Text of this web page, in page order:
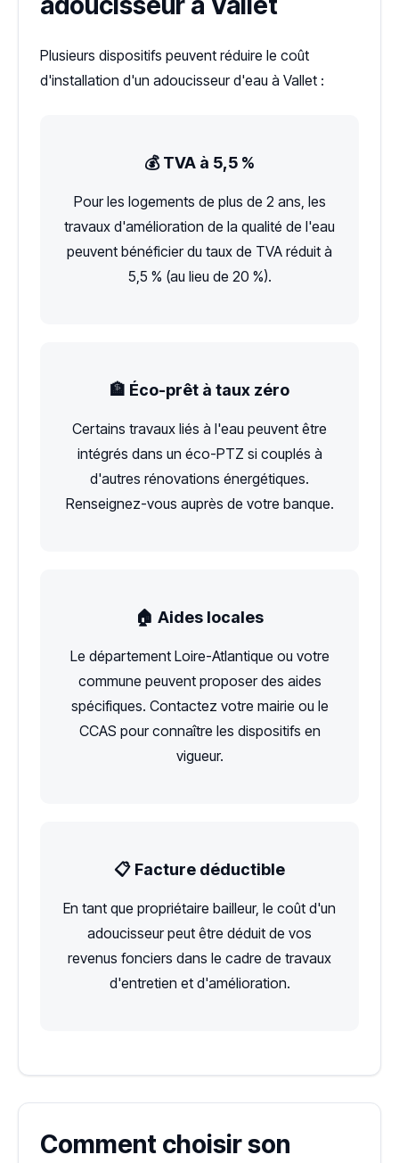
Plusieurs dispositifs peuvent réduire le coût
d'installation d'un adoucisseur d'eau à Vallet :
💰 TVA à 5,5 %
Pour les logements de plus de 2 ans, les
travaux d'amélioration de la qualité de l'eau
peuvent bénéficier du taux de TVA réduit à
5,5 % (au lieu de 20 %).
🏦 Éco-prêt à taux zéro
Certains travaux liés à l'eau peuvent être
intégrés dans un éco-PTZ si couplés à
d'autres rénovations énergétiques.
Renseignez-vous auprès de votre banque.
🏠 Aides locales
Le département Loire-Atlantique ou votre
commune peuvent proposer des aides
spécifiques. Contactez votre mairie ou le
CCAS pour connaître les dispositifs en
vigueur.
📋 Facture déductible
En tant que propriétaire bailleur, le coût d'un
adoucisseur peut être déduit de vos
revenus fonciers dans le cadre de travaux
d'entretien et d'amélioration.
Comment choisir son